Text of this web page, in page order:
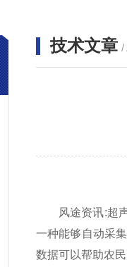
技术文章 /
风途资讯:超声
一种能够自动采
数据可以帮助农